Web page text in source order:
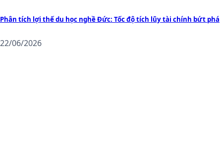
Phân tích lợi thế du học nghề Đức: Tốc độ tích lũy tài chính bứt phá
22/06/2026